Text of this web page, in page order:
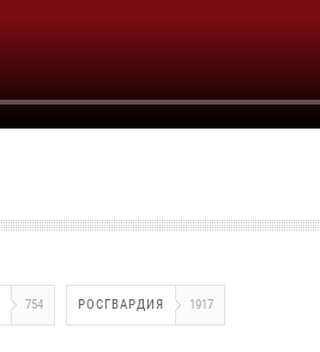
754 РОСГВАРДИЯ 1917